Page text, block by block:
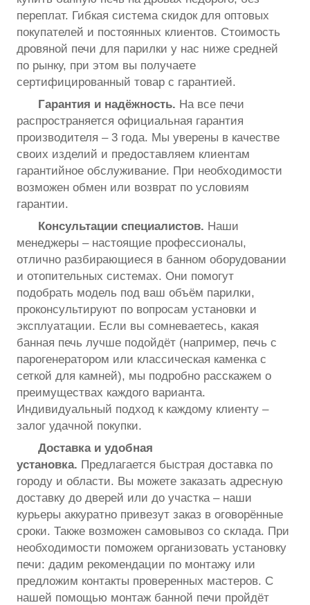
переплат. Гибкая система скидок для оптовых
покупателей и постоянных клиентов. Стоимость
дровяной печи для парилки у нас ниже средней
по рынку, при этом вы получаете
сертифицированный товар с гарантией.
Гарантия и надёжность. На все печи
распространяется официальная гарантия
производителя – 3 года. Мы уверены в качестве
своих изделий и предоставляем клиентам
гарантийное обслуживание. При необходимости
возможен обмен или возврат по условиям
гарантии.
Консультации специалистов. Наши
менеджеры – настоящие профессионалы,
отлично разбирающиеся в банном оборудовании
и отопительных системах. Они помогут
подобрать модель под ваш объём парилки,
проконсультируют по вопросам установки и
эксплуатации. Если вы сомневаетесь, какая
банная печь лучше подойдёт (например, печь с
парогенератором или классическая каменка с
сеткой для камней), мы подробно расскажем о
преимуществах каждого варианта.
Индивидуальный подход к каждому клиенту –
залог удачной покупки.
Доставка и удобная
установка. Предлагается быстрая доставка по
городу и области. Вы можете заказать адресную
доставку до дверей или до участка – наши
курьеры аккуратно привезут заказ в оговорённые
сроки. Также возможен самовывоз со склада. При
необходимости поможем организовать установку
печи: дадим рекомендации по монтажу или
предложим контакты проверенных мастеров. С
нашей помощью монтаж банной печи пройдёт